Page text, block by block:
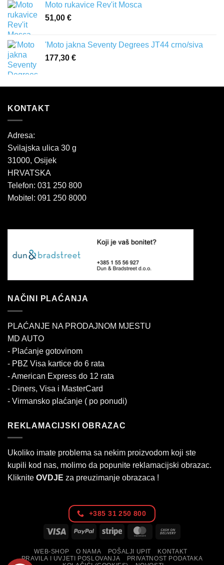
Moto rukavice Rev'it Mosca
51,00 €
'Moto jakna Seventy Degrees JT44 crno/siva
177,30 €
KONTAKT
Adresa:
Svilajska ulica 30 g
31000, Osijek
HRVATSKA
Telefon: 031 250 800
Mobitel: 091 250 8000
NAČINI PLAĆANJA
PLAĆANJE NA PRODAJNOM MJESTU
MD AUTO
- Plaćanje gotovinom
- PBZ Visa kartice do 6 rata
- American Express do 12 rata
- Diners, Visa i MasterCard
- Virmansko plaćanje ( po ponudi)
REKLAMACIJSKI OBRAZAC
Ukoliko imate problema sa nekim proizvodom koji ste
kupili kod nas, molimo da popunite reklamacijski obrazac.
Kliknite OVDJE za preuzimanje obrazaca !
+385 31 250 800
Visa PayPal Stripe MasterCard
Delivery
WEB-SHOP O NAMA POŠALJI UPIT
KONTAKT
PRAVILA I UVJETI POSLOVANJA
PRIVATNOST PODATAKA